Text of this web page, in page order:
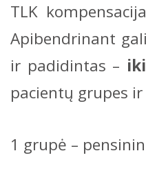
TLK
Apibendrinant
ir padidintas –
pacientų grupes
1 grupė –